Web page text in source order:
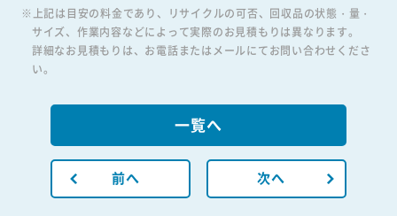
※上記は目安の料金であり、リサイクルの可否、回収品の状態・量・
サイズ、作業内容などによって実際のお見積もりは異なります。
詳細なお見積もりは、お電話またはメールにてお問い合わせくださ
い。
前へ
一覧へ
次へ